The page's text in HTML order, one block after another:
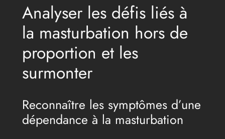
Analyser les défis liés à
la masturbation hors de
proportion et les
surmonter
Reconnaître les symptômes d’une
dépendance à la masturbation